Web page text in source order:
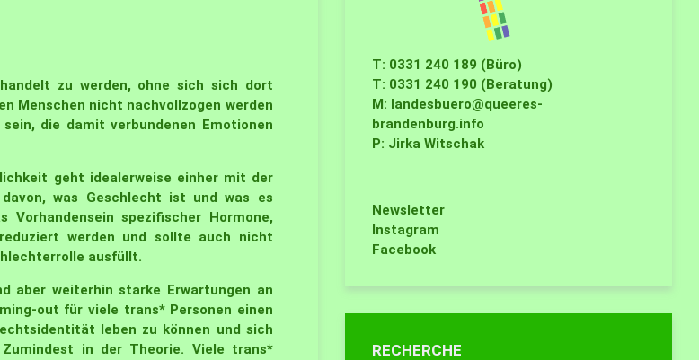
zu werden, ohne sich sich dort
Menschen nicht nachvollzogen werden
die damit verbundenen Emotionen
geht idealerweise einher mit der
was Geschlecht ist und was es
spezifischer Hormone,
werden und sollte auch nicht
ausfüllt.
aber weiterhin starke Erwartungen an
out für viele trans* Personen einen
leben zu können und sich
in der Theorie. Viele trans*
T: 0331 240 189 (Büro)
T: 0331 240 190 (Beratung)
M: landesbuero@queeres-
brandenburg.info
P: Jirka Witschak
Newsletter
Instagram
Facebook
RECHERCHE